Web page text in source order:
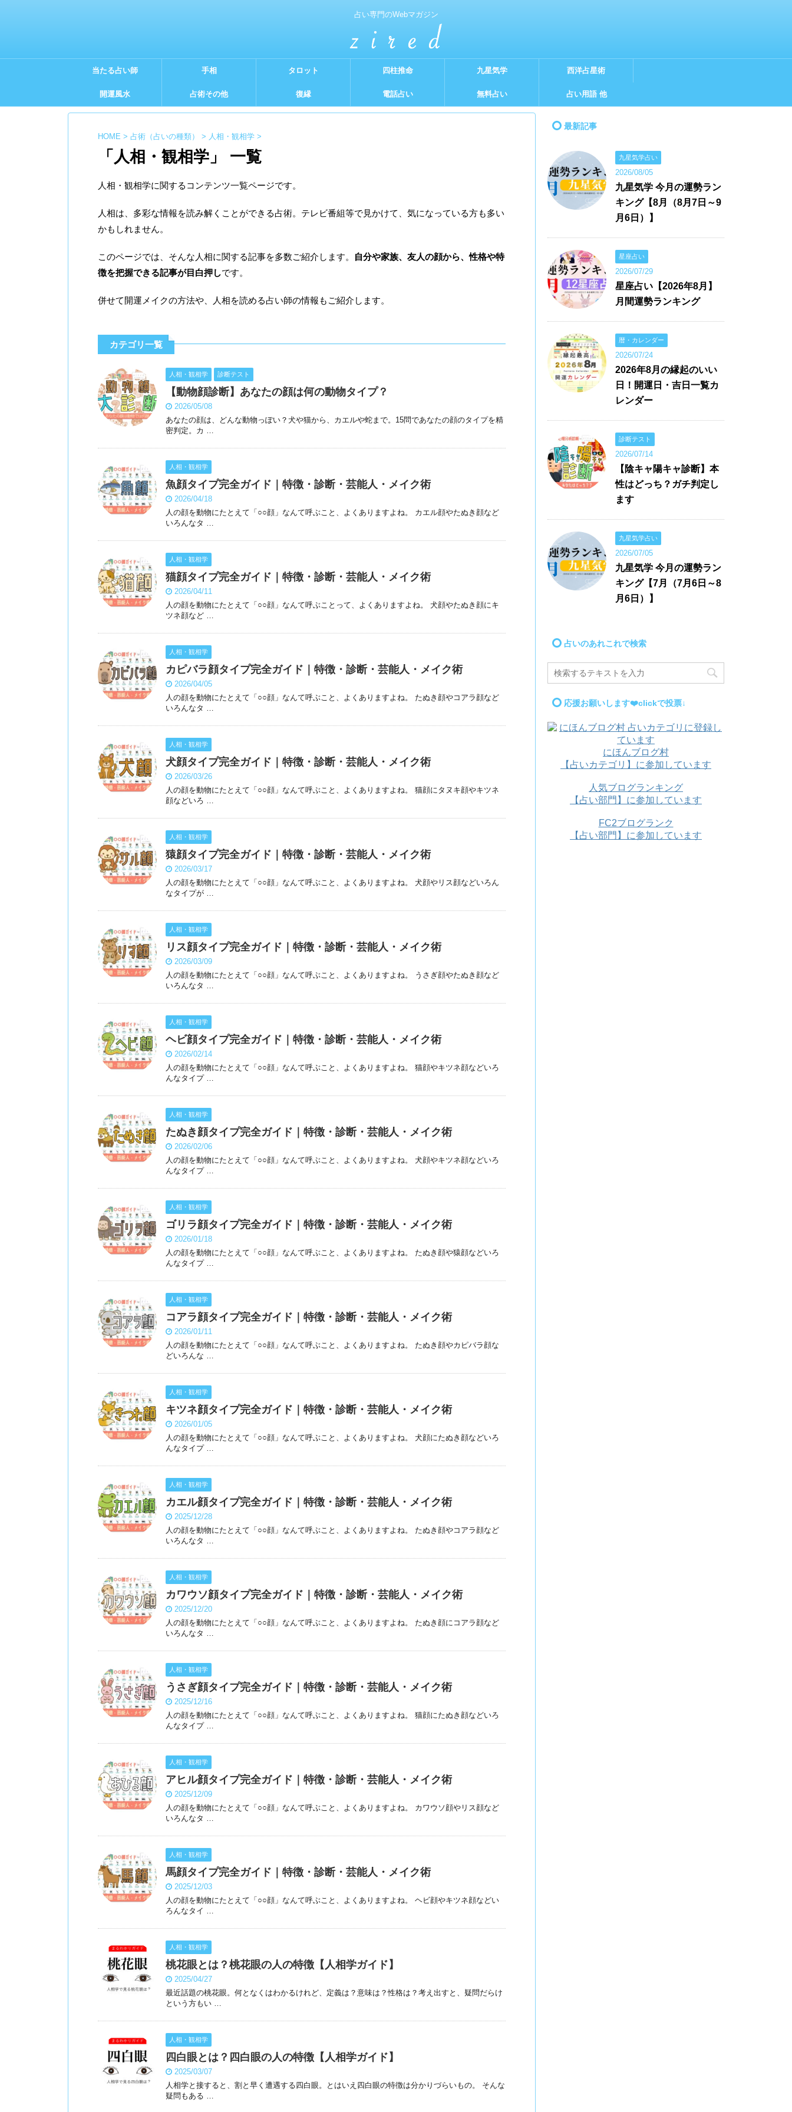
占い専門のWebマガジン
当たる占い師 手相 タロット 四柱推命 九星気学 西洋占星術
開運風水 占術その他 復縁 電話占い 無料占い 占い用語 他
HOME > 占術（占いの種類） > 人相・観相学 >
「人相・観相学」 一覧
人相・観相学に関するコンテンツ一覧ページです。
人相は、多彩な情報を読み解くことができる占術。テレビ番組等で見かけて、気になっている方も多い
かもしれません。
このページでは、そんな人相に関する記事を多数ご紹介します。
自分や家族、友人の顔から、性格や特
徴を把握できる記事が目白押しです。
併せて開運メイクの方法や、人相を読める占い師の情報もご紹介します。
カテゴリ一覧
人相・観相学 診断テスト
【動物顔診断】あなたの顔は何の動物タイプ？
2026/05/08
あなたの顔は、どんな動物っぽい？犬や猫から、カエルや蛇まで。15問であなたの顔のタイプを精
密判定。カ …
人相・観相学
魚顔タイプ完全ガイド｜特徴・診断・芸能人・メイク術
2026/04/18
人の顔を動物にたとえて「○○顔」なんて呼ぶこと、よくありますよね。 カエル顔やたぬき顔など
いろんなタ …
人相・観相学
猫顔タイプ完全ガイド｜特徴・診断・芸能人・メイク術
2026/04/11
人の顔を動物にたとえて「○○顔」なんて呼ぶことって、よくありますよね。 犬顔やたぬき顔にキ
ツネ顔など …
人相・観相学
カピバラ顔タイプ完全ガイド｜特徴・診断・芸能人・メイク術
2026/04/05
人の顔を動物にたとえて「○○顔」なんて呼ぶこと、よくありますよね。 たぬき顔やコアラ顔など
いろんなタ …
人相・観相学
犬顔タイプ完全ガイド｜特徴・診断・芸能人・メイク術
2026/03/26
人の顔を動物にたとえて「○○顔」なんて呼ぶこと、よくありますよね。 猫顔にタヌキ顔やキツネ
顔などいろ …
人相・観相学
猿顔タイプ完全ガイド｜特徴・診断・芸能人・メイク術
2026/03/17
人の顔を動物にたとえて「○○顔」なんて呼ぶこと、よくありますよね。 犬顔やリス顔などいろん
なタイプが …
人相・観相学
リス顔タイプ完全ガイド｜特徴・診断・芸能人・メイク術
2026/03/09
人の顔を動物にたとえて「○○顔」なんて呼ぶこと、よくありますよね。 うさぎ顔やたぬき顔など
いろんなタ …
人相・観相学
ヘビ顔タイプ完全ガイド｜特徴・診断・芸能人・メイク術
2026/02/14
人の顔を動物にたとえて「○○顔」なんて呼ぶこと、よくありますよね。 猫顔やキツネ顔などいろ
んなタイプ …
人相・観相学
たぬき顔タイプ完全ガイド｜特徴・診断・芸能人・メイク術
2026/02/06
人の顔を動物にたとえて「○○顔」なんて呼ぶこと、よくありますよね。 犬顔やキツネ顔などいろ
んなタイプ …
人相・観相学
ゴリラ顔タイプ完全ガイド｜特徴・診断・芸能人・メイク術
2026/01/18
人の顔を動物にたとえて「○○顔」なんて呼ぶこと、よくありますよね。 たぬき顔や猿顔などいろ
んなタイプ …
人相・観相学
コアラ顔タイプ完全ガイド｜特徴・診断・芸能人・メイク術
2026/01/11
人の顔を動物にたとえて「○○顔」なんて呼ぶこと、よくありますよね。 たぬき顔やカピバラ顔な
どいろんな …
人相・観相学
キツネ顔タイプ完全ガイド｜特徴・診断・芸能人・メイク術
2026/01/05
人の顔を動物にたとえて「○○顔」なんて呼ぶこと、よくありますよね。 犬顔にたぬき顔などいろ
んなタイプ …
人相・観相学
カエル顔タイプ完全ガイド｜特徴・診断・芸能人・メイク術
2025/12/28
人の顔を動物にたとえて「○○顔」なんて呼ぶこと、よくありますよね。 たぬき顔やコアラ顔など
いろんなタ …
人相・観相学
カワウソ顔タイプ完全ガイド｜特徴・診断・芸能人・メイク術
2025/12/20
人の顔を動物にたとえて「○○顔」なんて呼ぶこと、よくありますよね。 たぬき顔にコアラ顔など
いろんなタ …
人相・観相学
うさぎ顔タイプ完全ガイド｜特徴・診断・芸能人・メイク術
2025/12/16
人の顔を動物にたとえて「○○顔」なんて呼ぶこと、よくありますよね。 猫顔にたぬき顔などいろ
んなタイプ …
人相・観相学
アヒル顔タイプ完全ガイド｜特徴・診断・芸能人・メイク術
2025/12/09
人の顔を動物にたとえて「○○顔」なんて呼ぶこと、よくありますよね。 カワウソ顔やリス顔など
いろんなタ …
人相・観相学
馬顔タイプ完全ガイド｜特徴・診断・芸能人・メイク術
2025/12/03
人の顔を動物にたとえて「○○顔」なんて呼ぶこと、よくありますよね。 ヘビ顔やキツネ顔などい
ろんなタイ …
人相・観相学
桃花眼とは？桃花眼の人の特徴【人相学ガイド】
2025/04/27
最近話題の桃花眼。何となくはわかるけれど、定義は？意味は？性格は？考え出すと、疑問だらけ
という方もい …
人相・観相学
四白眼とは？四白眼の人の特徴【人相学ガイド】
2025/03/07
人相学と接すると、割と早く遭遇する四白眼。とはいえ四白眼の特徴は分かりづらいもの。 そんな
疑問もある …
最新記事
九星気学占い
2026/08/05
九星気学 今月の運勢ラン
キング【8月（8月7日～9
月6日）】
星座占い
2026/07/29
星座占い【2026年8月】
月間運勢ランキング
暦・カレンダー
2026/07/24
2026年8月の縁起のいい
日！開運日・吉日一覧カ
レンダー
診断テスト
2026/07/14
【陰キャ陽キャ診断】本
性はどっち？ガチ判定し
ます
九星気学占い
2026/07/05
九星気学 今月の運勢ラン
キング【7月（7月6日～8
月6日）】
占いのあれこれで検索
応援お願いします❤️clickで投票↓
にほんブログ村
【占いカテゴリ】に参加しています
人気ブログランキング
【占い部門】に参加しています
FC2ブログランク
【占い部門】に参加しています